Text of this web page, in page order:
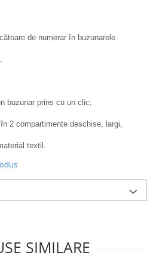
de numerar în buzunarele
buzunar prins cu un clic;
2 compartimente deschise, largi,
textil.
SIMILARE